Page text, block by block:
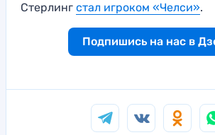
Стерлинг стал игроком «Челси».
Подпишись на нас в